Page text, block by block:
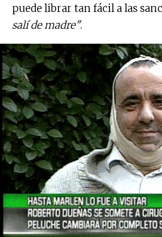
puede librar tan fácil a las
salí de madre".